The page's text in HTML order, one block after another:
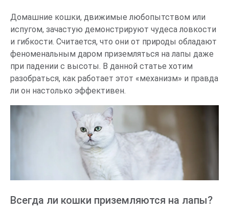
Физиология кошек
Почему кошки приземляются на лапы?
С какой высоты могут прыгать кошки?
Домашние кошки, движимые любопытством или
испугом, зачастую демонстрируют чудеса ловкости
и гибкости. Считается, что они от природы обладают
феноменальным даром приземляться на лапы даже
при падении с высоты. В данной статье хотим
разобраться, как работает этот «механизм» и правда
ли он настолько эффективен.
Всегда ли кошки приземляются на лапы?